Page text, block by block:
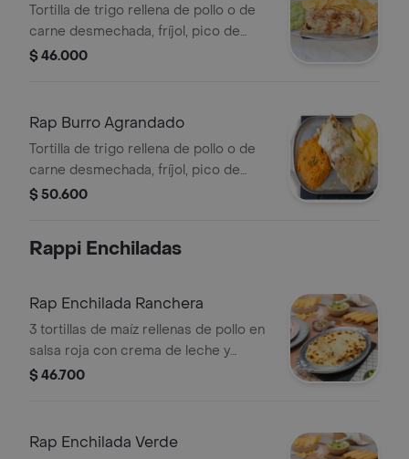
Tortilla de trigo rellena de pollo o de
carne desmechada, fríjol, pico de
gallo, maíz tierno y guacamole.
$ 46.000
Rap Burro Agrandado
Tortilla de trigo rellena de pollo o de
carne desmechada, fríjol, pico de
gallo, maíz, arroz mexicano y totopos.
$ 50.600
Rappi Enchiladas
Rap Enchilada Ranchera
3 tortillas de maíz rellenas de pollo en
salsa roja con crema de leche y
queso al gratín.
$ 46.700
Rap Enchilada Verde